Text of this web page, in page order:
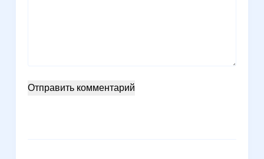
Отправить комментарий